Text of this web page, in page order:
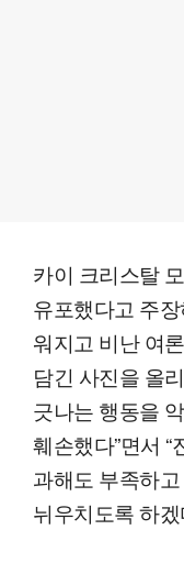
카이 크리스탈
유포했다고 주
워지고 비난 여
담긴 사진을 올
긋나는 행동을
훼손했다”면서
과해도 부족하
뉘우치도록 하